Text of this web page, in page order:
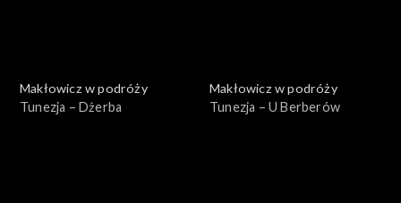
Makłowicz w podróży
Tunezja – Dżerba
Makłowicz w podróży
Tunezja – U Berberów